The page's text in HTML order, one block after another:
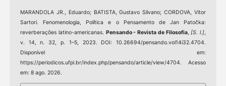
MARANDOLA JR., Eduardo; BATISTA, Gustavo Silvano; CORDOVA, Vitor
Sartori. Fenomenologia, Política e o Pensamento de Jan Patočka:
reverberações latino-americanas. Pensando - Revista de Filosofia,[S. l.],
v. 14, n. 32, p. 1–5, 2023. DOI: 10.26694/pensando.vol14i32.4704.
Disponível em:
https://periodicos.ufpi.br/index.php/pensando/article/view/4704. Acesso
em: 8 ago. 2026.